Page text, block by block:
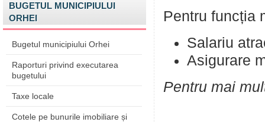
BUGETUL MUNICIPIULUI
ORHEI
Bugetul municipiului Orhei
Raporturi privind executarea
bugetului
Taxe locale
Cotele pe bunurile imobiliare și
Pentru funcția
Salariu
Asigurare
Pentru mai